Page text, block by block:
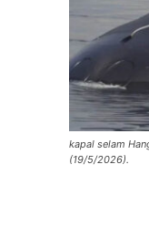
kapal selam
(19/5/2026).